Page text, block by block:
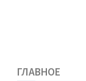
ГЛАВНОЕ